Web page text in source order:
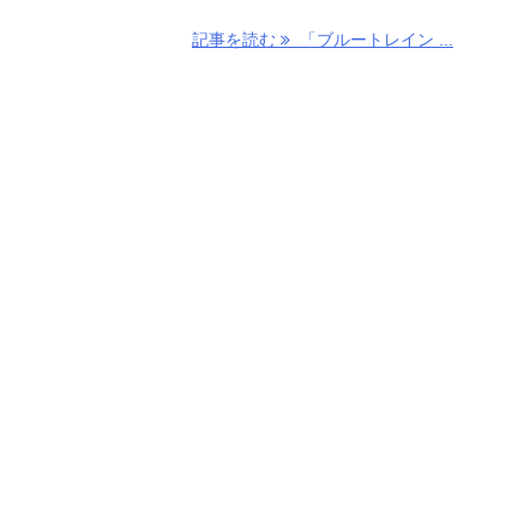
記事を読む 「ブルートレイン ...